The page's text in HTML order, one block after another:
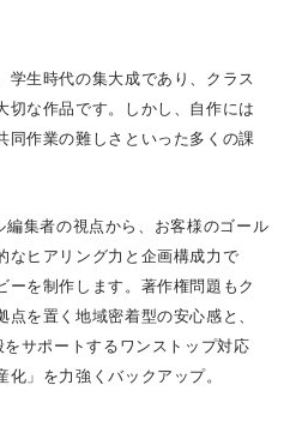
学生時代の集大成であり、クラス
切な作品です。しかし、自作には
同作業の難しさといった多くの課
編集者の視点から、お客様のゴール
なヒアリング力と企画構成力で
ーを制作します。著作権問題もク
を置く地域密着型の安心感と、
をサポートするワンストップ対応
」を力強くバックアップ。